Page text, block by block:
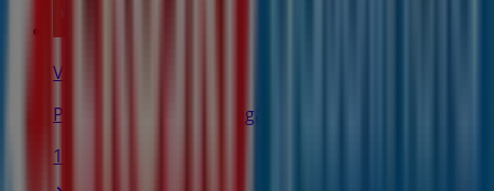
Valentine
Pl. Navarra, 1, Zumarraga
112 m